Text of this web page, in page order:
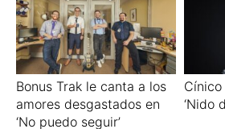
Bonus Trak le canta a los
amores desgastados en
‘No puedo seguir’
‘Nido